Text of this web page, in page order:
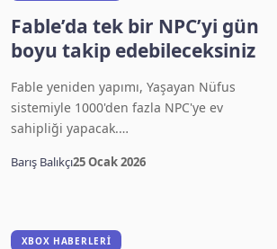
Fable’da tek bir NPC’yi gün
boyu takip edebileceksiniz
Fable yeniden yapımı, Yaşayan Nüfus
sistemiyle 1000'den fazla NPC'ye ev
sahipliği yapacak.…
Barış Balıkçı25 Ocak 2026
XBOX HABERLERI